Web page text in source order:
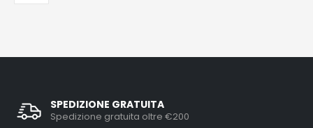
SPEDIZIONE GRATUITA
Spedizione gratuita oltre €200